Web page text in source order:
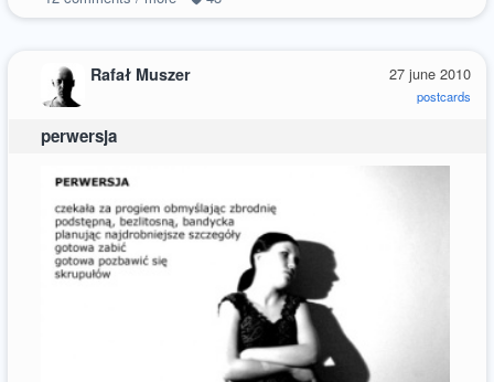
27 june 2010
postcards
Rafał Muszer
perwersja